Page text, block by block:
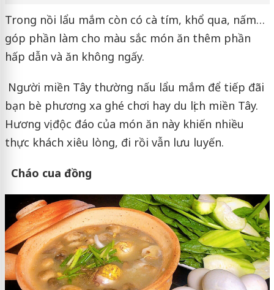
Trong nồi lẩu mắm còn có cà tím, khổ qua, nấm…
góp phần làm cho màu sắc món ăn thêm phần
hấp dẫn và ăn không ngấy.
Người miền Tây thường nấu lẩu mắm để tiếp đãi
bạn bè phương xa ghé chơi hay du lịch miền Tây.
Hương vị độc đáo của món ăn này khiến nhiều
thực khách xiêu lòng, đi rồi vẫn lưu luyến.
Cháo cua đồng